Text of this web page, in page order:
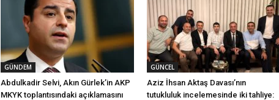
GÜNDEM
Abdulkadir Selvi, Akın Gürlek’in AKP
MKYK toplantısındaki açıklamasını
GÜNCEL
Aziz İhsan Aktaş Davası’nın
tutukluluk incelemesinde iki tahliye: